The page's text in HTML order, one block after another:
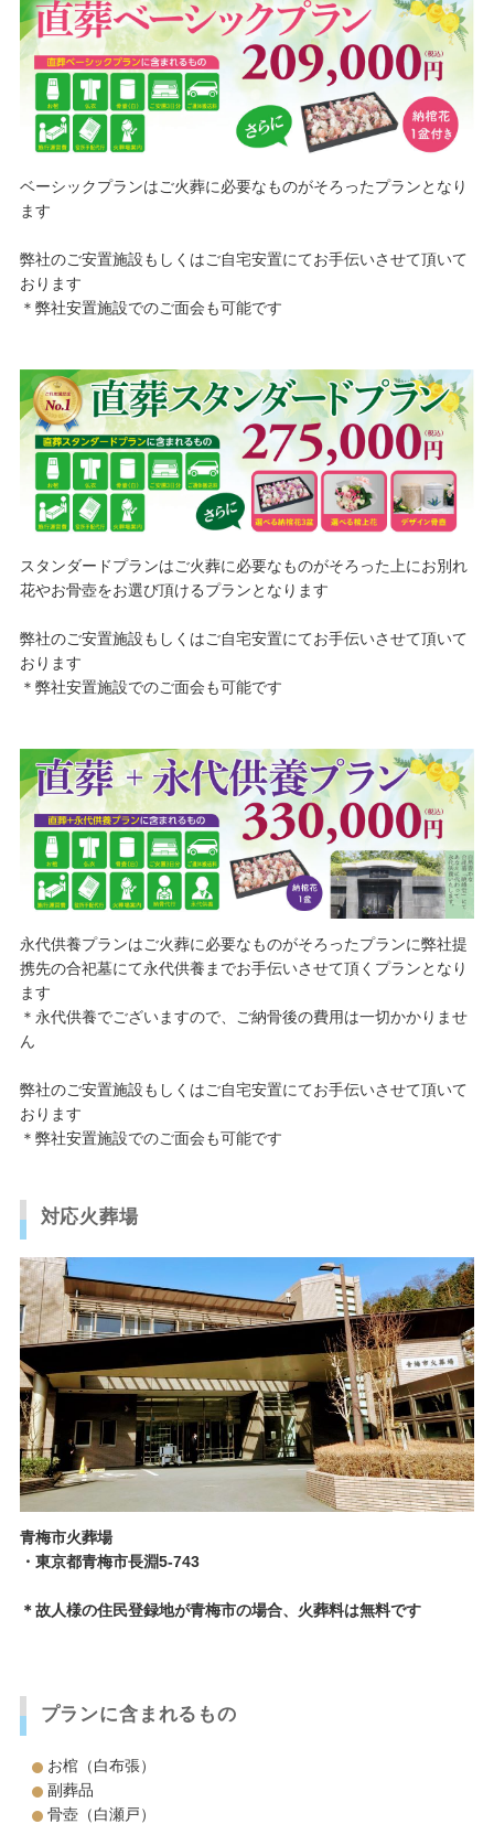
ベーシックプランはご火葬に必要なものがそろったプランとなり
ます
弊社のご安置施設もしくはご自宅安置にてお手伝いさせて頂いて
おります
＊弊社安置施設でのご面会も可能です
スタンダードプランはご火葬に必要なものがそろった上にお別れ
花やお骨壺をお選び頂けるプランとなります
弊社のご安置施設もしくはご自宅安置にてお手伝いさせて頂いて
おります
＊弊社安置施設でのご面会も可能です
永代供養プランはご火葬に必要なものがそろったプランに弊社提
携先の合祀墓にて永代供養までお手伝いさせて頂くプランとなり
ます
＊永代供養でございますので、ご納骨後の費用は一切かかりませ
ん
弊社のご安置施設もしくはご自宅安置にてお手伝いさせて頂いて
おります
＊弊社安置施設でのご面会も可能です
対応火葬場
青梅市火葬場
・東京都青梅市長淵5-743
＊故人様の住民登録地が青梅市の場合、火葬料は無料です
プランに含まれるもの
お棺（白布張）
副葬品
骨壺（白瀬戸）